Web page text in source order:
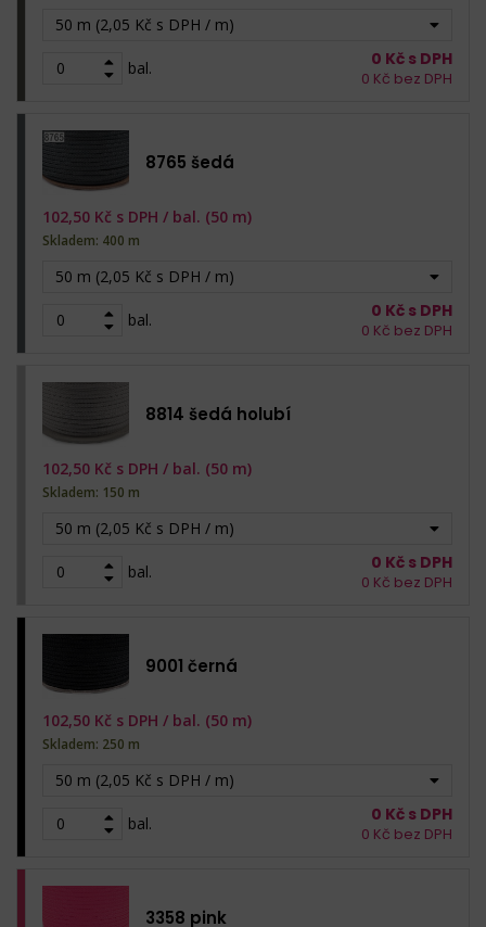
50 m (2,05 Kč s DPH / m)
bal. 0 Kč s DPH
0 Kč bez DPH
8765 šedá
50 m (2,05 Kč s DPH / m)
bal.
102,50 Kč s DPH / bal. (50 m)
Skladem: 400 m
0 Kč s DPH
0 Kč bez DPH
8814 šedá holubí
50 m (2,05 Kč s DPH / m)
bal.
102,50 Kč s DPH / bal. (50 m)
Skladem: 150 m
0 Kč s DPH
0 Kč bez DPH
9001 černá
50 m (2,05 Kč s DPH / m)
bal.
102,50 Kč s DPH / bal. (50 m)
Skladem: 250 m
0 Kč s DPH
0 Kč bez DPH
3358 pink